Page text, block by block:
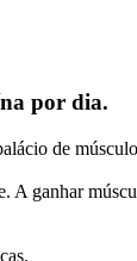
por dia.
de
A ganhar